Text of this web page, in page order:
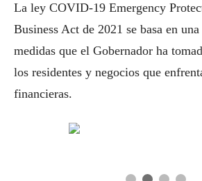
La ley COVID-19 Emergency
Business Act de 2021 se basa en
medidas que el Gobernador ha
los residentes y negocios que
financieras.